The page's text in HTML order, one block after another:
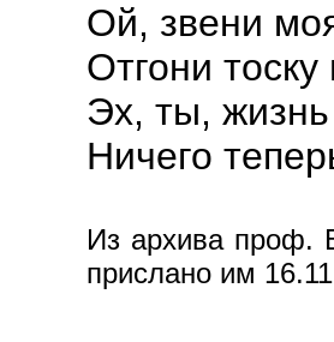
Ой, звени
Отгони
Эх, ты,
Ничего
Из архива проф.
прислано им